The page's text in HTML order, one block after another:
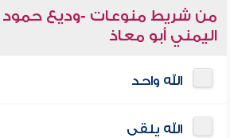
من شريط منوعات -وديع حمود
اليمني أبو معاذ
الله واحد
الله يلقى